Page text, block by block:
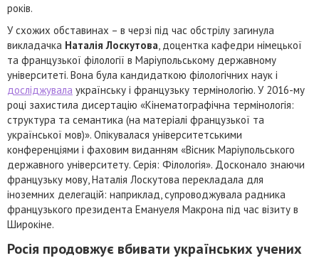
років.
У схожих обставинах – в черзі під час обстрілу загинула
викладачка Наталія Лоскутова, доцентка кафедри німецької
та французької філології в Маріупольському державному
університеті. Вона була кандидаткою філологічних наук і
досліджувала українську і французьку термінологію. У 2016-му
році захистила дисертацію «Кінематографічна термінологія:
структура та семантика (на матеріалі французької та
української мов)». Опікувалася університетськими
конференціями і фаховим виданням «Вісник Маріупольського
державного університету. Серія: Філологія». Досконало знаючи
французьку мову, Наталія Лоскутова перекладала для
іноземних делегацій: наприклад, супроводжувала радника
французького президента Емануеля Макрона під час візиту в
Широкіне.
Росія продовжує вбивати українських учених